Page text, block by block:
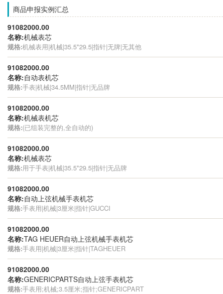
商品申报实例汇总
91082000.00
名称:机械表芯
规格:机械表用|机械|35.5*29.5|指针|无牌|无其他
91082000.00
名称:自动表机芯
规格:手表|机械|34.5MM|指针|无品牌
91082000.00
名称:机械表机芯
规格:(已组装完整的,全自动的)
91082000.00
名称:机械表芯
规格:用于手表|机械|35.5*29.5|指针|无品牌
91082000.00
名称:自动上弦机械手表机芯
规格:手表用|机械|3厘米|指针|GUCCI
91082000.00
名称:TAG HEUER自动上弦机械手表机芯
规格:手表用|机械|3厘米|指针|TAGHEUER
91082000.00
名称:GENERICPARTS自动上弦手表机芯
规格:手表用;机械;3.5厘米;指针;GENERICPART